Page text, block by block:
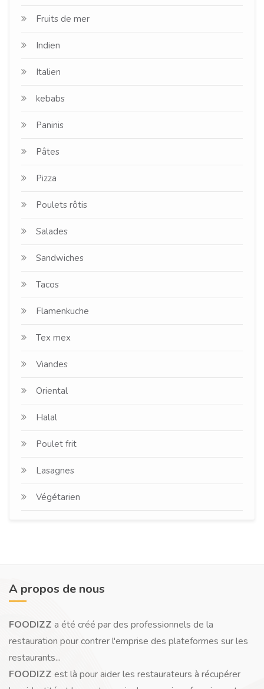
Fruits de mer
Indien
Italien
kebabs
Paninis
Pâtes
Pizza
Poulets rôtis
Salades
Sandwiches
Tacos
Flamenkuche
Tex mex
Viandes
Oriental
Halal
Poulet frit
Lasagnes
Végétarien
A propos de nous
FOODIZZ a été créé par des professionnels de la
restauration pour contrer l'emprise des plateformes sur les
restaurants...
FOODIZZ est là pour aider les restaurateurs à récupérer